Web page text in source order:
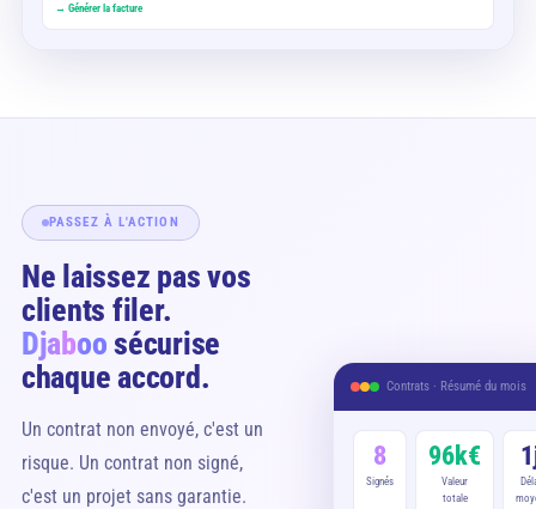
→ Générer la facture
PASSEZ À L'ACTION
Ne laissez pas vos
clients filer.
Djaboo sécurise
chaque accord.
Un contrat non envoyé, c'est un
risque. Un contrat non signé,
c'est un projet sans garantie.
Contrats · Résumé du mois
8
Signés
96k€
Valeur
totale